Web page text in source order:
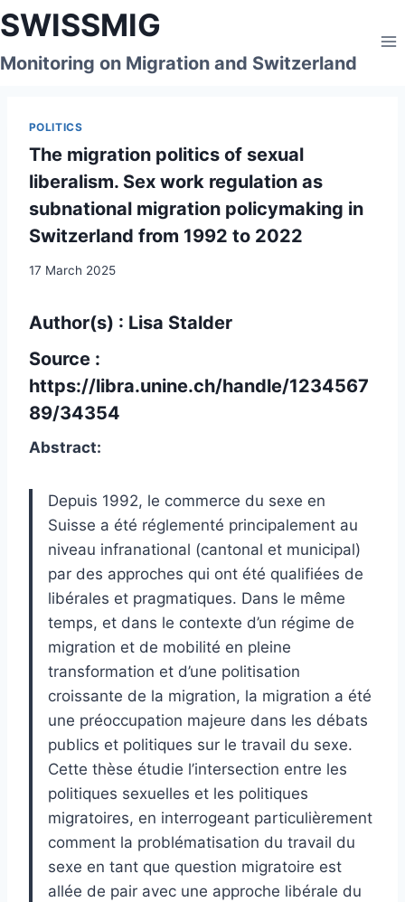
Skip
to
content
SWISSMIG
Monitoring on Migration and Switzerland
POLITICS
The migration politics of sexual
liberalism. Sex work regulation as
subnational migration policymaking in
Switzerland from 1992 to 2022
17 March 2025
Author(s) : Lisa Stalder
Source :
https://libra.unine.ch/handle/1234567
89/34354
Abstract:
Depuis 1992, le commerce du sexe en
Suisse a été réglementé principalement au
niveau infranational (cantonal et municipal)
par des approches qui ont été qualifiées de
libérales et pragmatiques. Dans le même
temps, et dans le contexte d’un régime de
migration et de mobilité en pleine
transformation et d’une politisation
croissante de la migration, la migration a été
une préoccupation majeure dans les débats
publics et politiques sur le travail du sexe.
Cette thèse étudie l’intersection entre les
politiques sexuelles et les politiques
migratoires, en interrogeant particulièrement
comment la problématisation du travail du
sexe en tant que question migratoire est
allée de pair avec une approche libérale du